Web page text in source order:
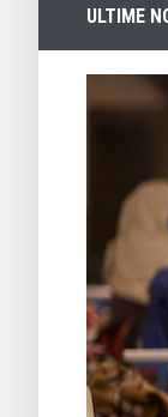
ULTIME
Viaggi di